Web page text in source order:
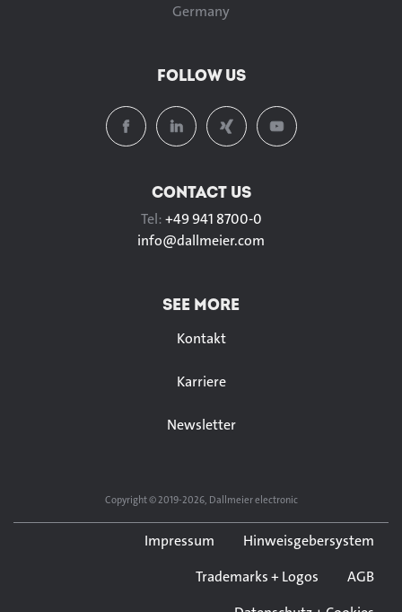
Germany
FOLLOW US
CONTACT US
Tel:+49 941 8700-0
info@dallmeier.com
SEE MORE
Kontakt
Karriere
Newsletter
Copyright © 2019-2026, Dallmeier electronic
Impressum
Hinweisgebersystem
Trademarks + Logos
AGB